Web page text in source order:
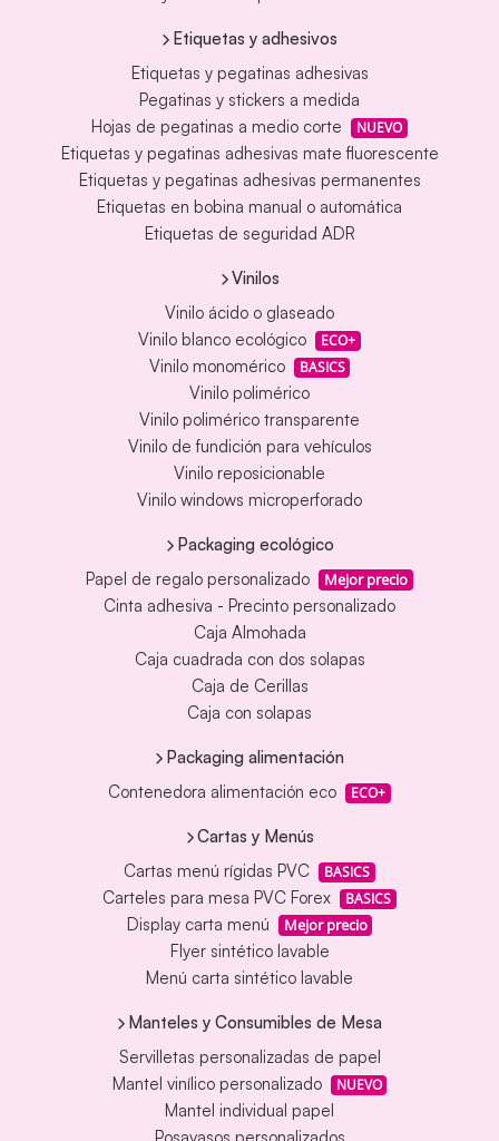
Etiquetas y adhesivos
Etiquetas y pegatinas adhesivas
Pegatinas y stickers a medida
Hojas de pegatinas a medio corte
NUEVO
Etiquetas y pegatinas adhesivas mate fluorescente
Etiquetas y pegatinas adhesivas permanentes
Etiquetas en bobina manual o automática
Etiquetas de seguridad ADR
Vinilos
Vinilo ácido o glaseado
Vinilo blanco ecológico
ECO+
Vinilo monomérico BASICS
Vinilo polimérico
Vinilo polimérico transparente
Vinilo de fundición para vehículos
Vinilo reposicionable
Vinilo windows microperforado
Packaging ecológico
Papel de regalo personalizado
Mejor precio
Cinta adhesiva - Precinto personalizado
Caja Almohada
Caja cuadrada con dos solapas
Caja de Cerillas
Caja con solapas
Packaging alimentación
Contenedora alimentación eco
ECO+
Cartas y Menús
Cartas menú rígidas PVC
BASICS
Carteles para mesa PVC Forex BASICS
Display carta menú Mejor precio
Flyer sintético lavable
Menú carta sintético lavable
Manteles y Consumibles de Mesa
Servilletas personalizadas de papel
Mantel vinílico personalizado
NUEVO
Mantel individual papel